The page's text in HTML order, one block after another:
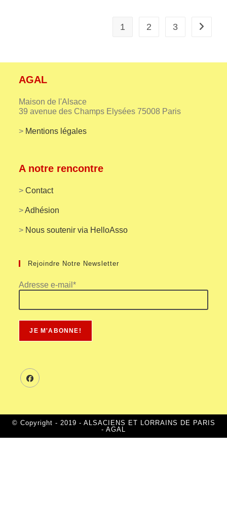
1 2 3 Aller à
AGAL
Maison de l'Alsace
39 avenue des Champs Elysées 75008 Paris
> Mentions légales
A notre rencontre
>Contact
>Adhésion
> Nous soutenir via HelloAsso
Rejoindre Notre Newsletter
Adresse e-mail*
© Copyright - 2019 - ALSACIENS ET LORRAINS DE PARIS
- AGAL